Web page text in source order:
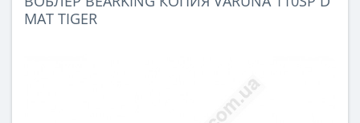
MAT TIGER